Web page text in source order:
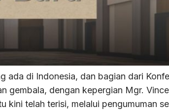
ada di Indonesia, dan bagian dari
gembala, dengan kepergian Mgr.
telah terisi, melalui pengumuman